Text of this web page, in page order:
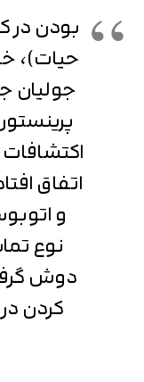
بودن در
حیات)،
جولیان
اتفاق
و
نوع
دوش
کردن